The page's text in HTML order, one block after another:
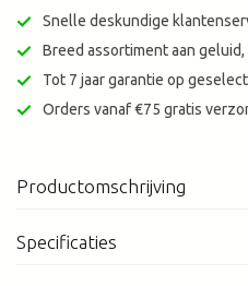
Snelle deskundige
Breed assortiment aan
Tot 7 jaar garantie op
Orders vanaf €75 gratis
Productomschrijving
Specificaties